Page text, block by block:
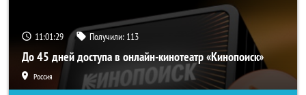
11:01:28 Получили: 113
До 45 дней доступа в онлайн-кинотеатр «Кинопоиск»
Россия